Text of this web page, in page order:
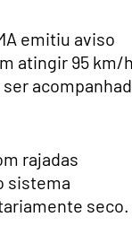
emitiu aviso
atingir 95 km/
rajadas
sistema
seco.